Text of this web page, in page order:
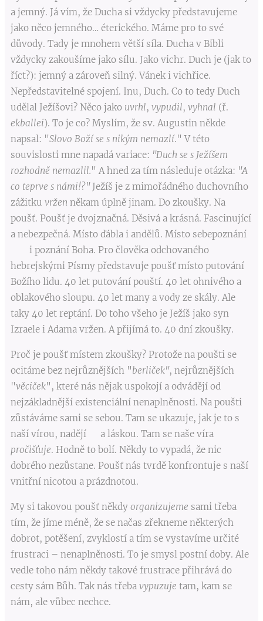
a jemný. Já vím, že Ducha si vždycky představujeme
jako něco jemného… éterického. Máme pro to své
důvody. Tady je mnohem větší síla. Ducha v Bibli
vždycky zakoušíme jako sílu. Jako vichr. Duch je (jak to
říct?): jemný a zároveň silný. Vánek i vichřice.
Nepředstavitelné spojení. Inu, Duch. Co to tedy Duch
udělal Ježíšovi? Něco jako uvrhl, vypudil, vyhnal (ř.
ekballei). To je co? Myslím, že sv. Augustin někde
napsal: "Slovo Boží se s nikým nemazlí." V této
souvislosti mne napadá variace: "Duch se s Ježíšem
rozhodně nemazlil." A hned za tím následuje otázka: "A
co teprve s námi!?"Ježíš je z mimořádného duchovního
zážitku vržen někam úplně jinam. Do zkoušky. Na
poušť. Poušť je dvojznačná. Děsivá a krásná. Fascinující
a nebezpečná. Místo ďábla i andělů. Místo sebepoznání
i poznání Boha. Pro člověka odchovaného
hebrejskými Písmy představuje poušť místo putování
Božího lidu. 40 let putování pouští. 40 let ohnivého a
oblakového sloupu. 40 let many a vody ze skály. Ale
taky 40 let reptání. Do toho všeho je Ježíš jako syn
Izraele i Adama vržen. A přijímá to. 40 dní zkoušky.
Proč je poušť místem zkoušky? Protože na poušti se
ocitáme bez nejrůznějších "berliček", nejrůznějších
"věciček", které nás nějak uspokojí a odvádějí od
nejzákladnější existenciální nenaplněnosti. Na poušti
zůstáváme sami se sebou. Tam se ukazuje, jak je to s
naší vírou, nadějí a láskou. Tam se naše víra
pročišťuje. Hodně to bolí. Někdy to vypadá, že nic
dobrého nezůstane. Poušť nás tvrdě konfrontuje s naší
vnitřní nicotou a prázdnotou.
My si takovou poušť někdy organizujeme sami třeba
tím, že jíme méně, že se načas zřekneme některých
dobrot, potěšení, zvyklostí a tím se vystavíme určité
frustraci – nenaplněnosti. To je smysl postní doby. Ale
vedle toho nám někdy takové frustrace přihrává do
cesty sám Bůh. Tak nás třeba vypuzuje tam, kam se
nám, ale vůbec nechce.